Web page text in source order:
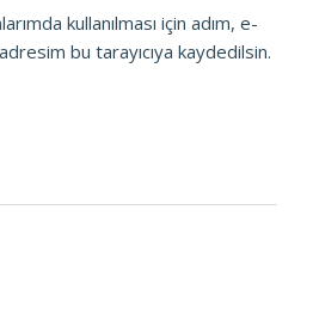
kullanılması için adım, e-
bu tarayıcıya kaydedilsin.